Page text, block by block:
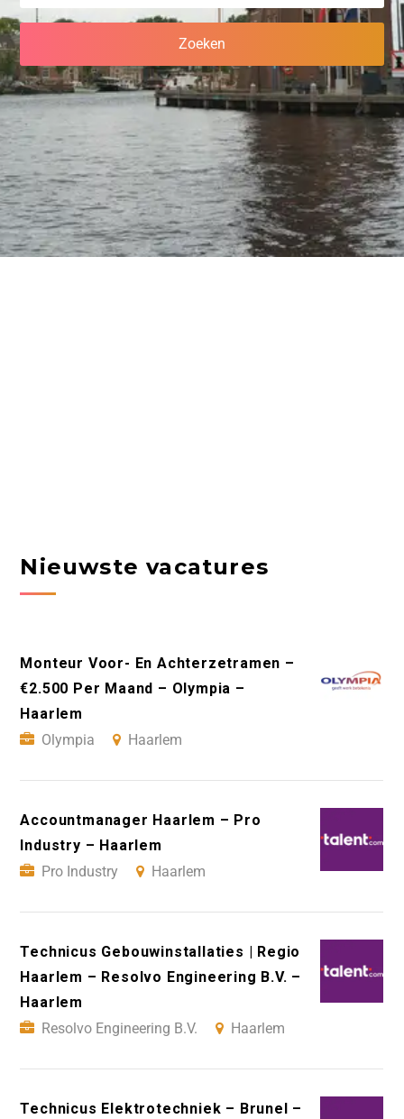
Nieuwste vacatures
Monteur Voor- En Achterzetramen –
€2.500 Per Maand – Olympia –
Haarlem
Olympia
Haarlem
Accountmanager Haarlem – Pro
Industry – Haarlem
Pro Industry
Haarlem
Technicus Gebouwinstallaties | Regio
Haarlem – Resolvo Engineering B.V. –
Haarlem
Resolvo Engineering B.V.
Haarlem
Technicus Elektrotechniek – Brunel –